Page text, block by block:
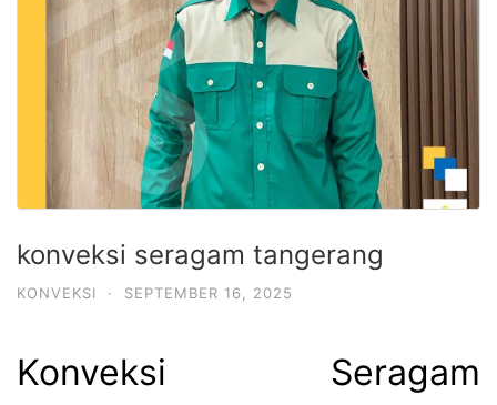
konveksi seragam tangerang
KONVEKSI · SEPTEMBER 16, 2025
Konveksi Seragam